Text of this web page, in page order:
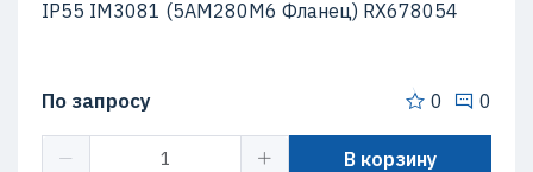
IP55 IM3081 (5АМ280М6 Фланец) RX678054
По запросу 0 0
В корзину